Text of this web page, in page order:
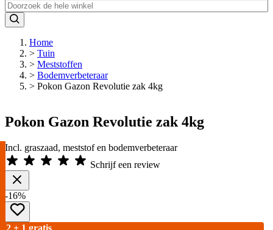
Home
> Tuin
> Meststoffen
> Bodemverbeteraar
> Pokon Gazon Revolutie zak 4kg
Pokon Gazon Revolutie zak 4kg
Incl. graszaad, meststof en bodemverbeteraar
Schrijf een review
-16%
2 + 1 gratis